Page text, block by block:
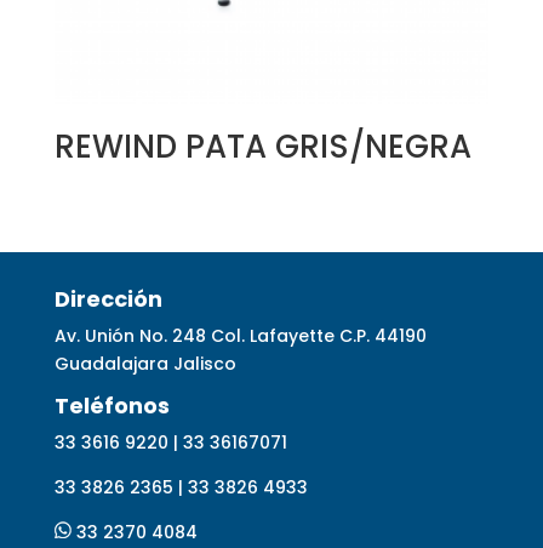
REWIND PATA GRIS/NEGRA
Dirección
Av. Unión No. 248 Col. Lafayette C.P. 44190
Guadalajara Jalisco
Teléfonos
33 3616 9220 | 33 36167071
33 3826 2365 | 33 3826 4933
33 2370 4084